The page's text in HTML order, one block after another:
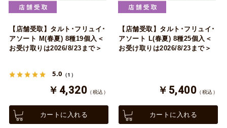
【店舗受取】タルト･フリュイ･
アソート M(春夏) 8種19個入＜
お受け取りは2026/8/23まで＞
5.0 （1）
￥4,320 （税込）
カートに入れる
【店舗受取】タルト･フリュイ･
アソート L(春夏) 8種25個入＜
お受け取りは2026/8/23まで＞
￥5,400 （税込）
カートに入れる